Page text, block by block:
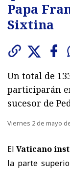
Papa
Sixtina
Un total de
participarán
sucesor de
Viernes 2 de mayo
El Vaticano
la parte